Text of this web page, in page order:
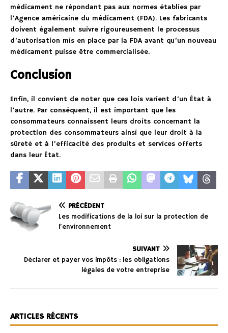
médicament ne répondant pas aux normes établies par
l’Agence américaine du médicament (FDA). Les fabricants
doivent également suivre rigoureusement le processus
d’autorisation mis en place par la FDA avant qu’un nouveau
médicament puisse être commercialisée.
Conclusion
Enfin, il convient de noter que ces lois varient d’un État à
l’autre. Par conséquent, il est important que les
consommateurs connaissent leurs droits concernant la
protection des consommateurs ainsi que leur droit à la
sûreté et à l’efficacité des produits et services offerts
dans leur État.
PRÉCÉDENT
Les modifications de la loi sur la protection de
l’environnement
SUIVANT
Déclarer et payer vos impôts : les obligations
légales de votre entreprise
ARTICLES RÉCENTS